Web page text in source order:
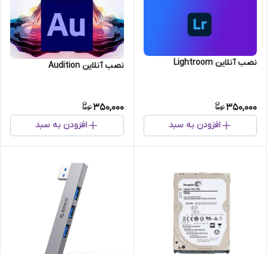
نصب آنلاین Lightroom
350,000
افزودن به سبد
نصب آنلاین Audition
350,000
افزودن به سبد